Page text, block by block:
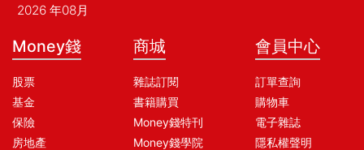
2026 年08月
Money錢
股票
基金
保險
房地產
商城
雜誌訂閱
書籍購買
Money錢特刊
Money錢學院
會員中心
訂單查詢
購物車
電子雜誌
隱私權聲明